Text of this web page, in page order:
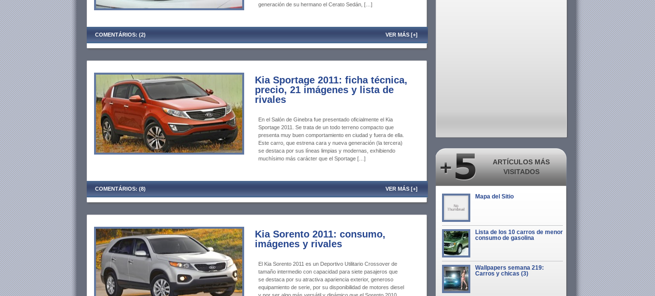
generación de su hermano el Cerato Sedán, […]
COMENTÁRIOS: (2) VER MÁS [+]
Kia Sportage 2011: ficha técnica,
precio, 21 imágenes y lista de
rivales
En el Salón de Ginebra fue presentado oficialmente el Kia
Sportage 2011. Se trata de un todo terreno compacto que
presenta muy buen comportamiento en ciudad y fuera de ella.
Este carro, que estrena cara y nueva generación (la tercera)
se destaca por sus líneas limpias y modernas, exhibiendo
muchísimo más carácter que el Sportage […]
COMENTÁRIOS: (8) VER MÁS [+]
Kia Sorento 2011: consumo,
imágenes y rivales
El Kia Sorento 2011 es un Deportivo Utilitario Crossover de
tamaño intermedio con capacidad para siete pasajeros que
se destaca por su atractiva apariencia exterior, generoso
equipamiento de serie, por su disponibilidad de motores diesel
ARTÍCULOS MÁS
VISITADOS
Mapa del Sitio
Lista de los 10 carros de menor
consumo de gasolina
Wallpapers semana 219:
Carros y chicas (3)